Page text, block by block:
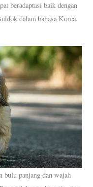
beradaptasi baik dengan
dalam bahasa Korea.
bulu panjang dan wajah